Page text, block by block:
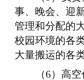
事、晚会、迎
管理和分配的
校园环境的各
大量搬运的各
（6） 高